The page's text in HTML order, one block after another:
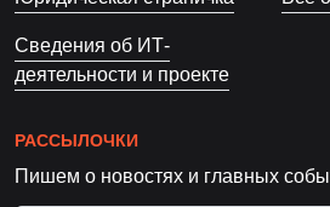
Сведения об ИТ-
деятельности и проекте
РАССЫЛОЧКИ
Пишем о новостях и главных